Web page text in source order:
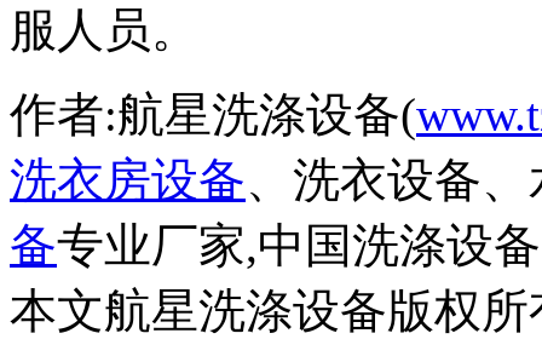
服人员。
作者:航星洗涤设备(
洗衣房设备、洗衣设备
备专业厂家,中国洗涤设
本文航星洗涤设备版权